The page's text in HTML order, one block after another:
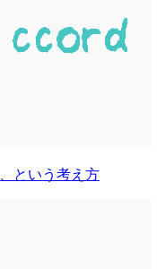
という考え方